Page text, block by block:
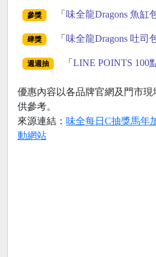
參獎 「 味全龍Dragons 魚缸
肆獎 「 味全龍Dragons 吐司
週週抽 「 LINE POINTS 100
優惠內容以各品牌官網及門市
供參考。
來源連結： 味全每日C抽獎馬年
動網站